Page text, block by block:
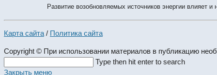
Развитие возобновляемых источников энергии влияет
Карта сайта / Политика сайта
Copyright © При использовании материалов в публикацию
this
Type then hit enter to search
Закрыть меню